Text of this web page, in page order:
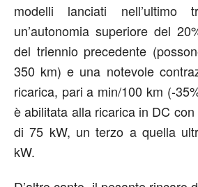
modelli lanciati nell’ultimo
un’autonomia superiore del
del triennio precedente
350 km) e una notevole
ricarica, pari a min/100 km (-
è abilitata alla ricarica in DC
di 75 kW, un terzo a quella
kW.